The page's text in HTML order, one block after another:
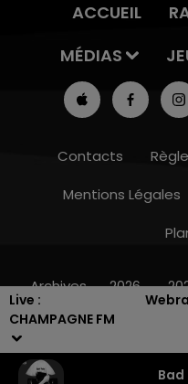
Live :
CHAMPAGNE FM
Bad
10h00 - 14h00
ACCUEIL
MÉDIAS
Contacts
Mentions Légales
Archives 2026